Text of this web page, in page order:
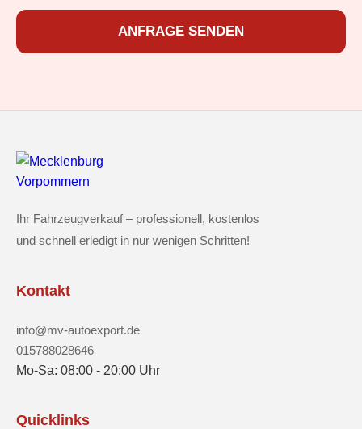
ANFRAGE SENDEN
Ihr Fahrzeugverkauf – professionell, kostenlos
und schnell erledigt in nur wenigen Schritten!
Kontakt
info@mv-autoexport.de
015788028646
Mo-Sa: 08:00 - 20:00 Uhr
Quicklinks